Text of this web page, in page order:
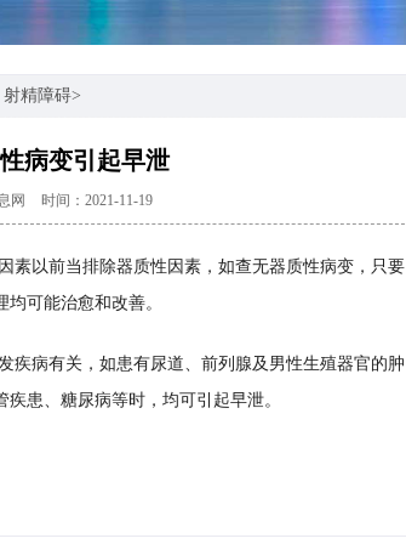
射精障碍>
病变引起早泄
网 时间：2021-11-19
素以前当排除器质性因素，如查无器质性病变，只要
可能治愈和改善。
疾病有关，如患有尿道、前列腺及男性生殖器官的肿
患、糖尿病等时，均可引起早泄。